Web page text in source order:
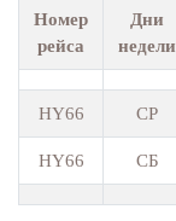
Номер
рейса
Дни
недели
HY66 СР
HY66 СБ